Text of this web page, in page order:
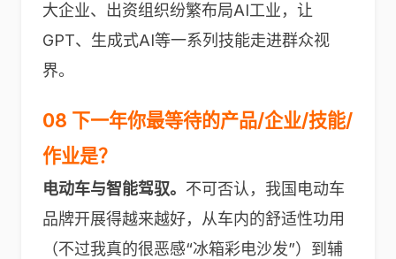
大企业、出资组织纷繁布局AI工业，让
GPT、生成式AI等一系列技能走进群众视
界。
08 下一年你最等待的产品/企业/技能/
作业是？
电动车与智能驾驭。 不可否认，我国电动车
品牌开展得越来越好，从车内的舒适性功用
（不过我真的很恶感“冰箱彩电沙发”）到辅